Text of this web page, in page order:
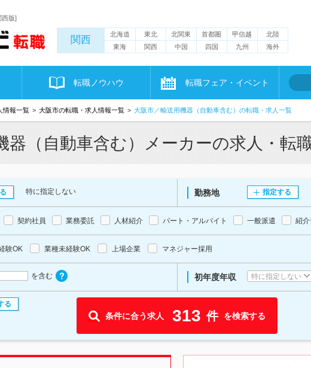
西版]
関西 北海道 東北 北関東 首都圏 甲信越
北陸
東海
関西 中国 四国 九州 海外
転職ノウハウ 転職フェア・イベント
情報一覧 大阪市の転職・求人情報一覧 大阪市／輸送用機器（自動車含む）の転職・求人一覧
器（自動車含む）メーカーの求人・転
特に指定しない 勤務地 指定する
契約社員 業務委託 人材紹介 パート・アルバイト 一般派遣 紹
験OK 業種未経験OK 上場企業 マネジャー採用
を含む 初年度年収 特に指定しない
る
条件に合う求人 313 件 を検索する